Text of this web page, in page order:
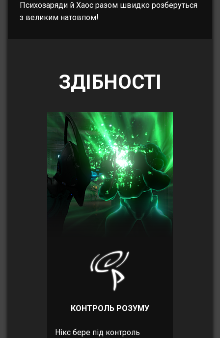
Психозаряди й Хаос разом швидко розберуться
з великим натовпом!
ЗДІБНОСТІ
КОНТРОЛЬ РОЗУМУ
Нікс бере під контроль